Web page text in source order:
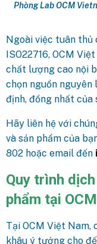
Phòng Lab OCM
Ngoài việc tuân thủ
ISO22716, OCM
chất lượng cao nội
chọn nguồn nguyên
định, đồng nhất của
Hãy liên hệ với
và sản phẩm của
802 hoặc email đến
Quy trình
phẩm tại OCM
Tại OCM Việt Nam,
khâu ý tưởng cho